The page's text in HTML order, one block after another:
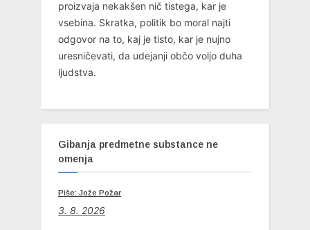
proizvaja nekakšen nič tistega, kar je
vsebina. Skratka, politik bo moral najti
odgovor na to, kaj je tisto, kar je nujno
uresničevati, da udejanji občo voljo duha
ljudstva.
Gibanja predmetne substance ne
omenja
Piše: Jože Požar
3. 8. 2026